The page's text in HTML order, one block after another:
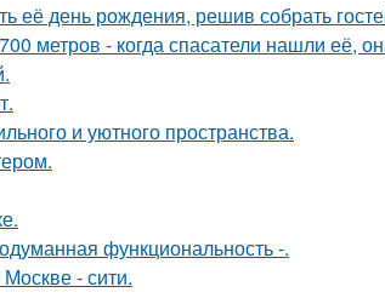
её день рождения, решив собрать
метров - когда спасатели нашли её,
и уютного пространства.
функциональность -.
- сити.